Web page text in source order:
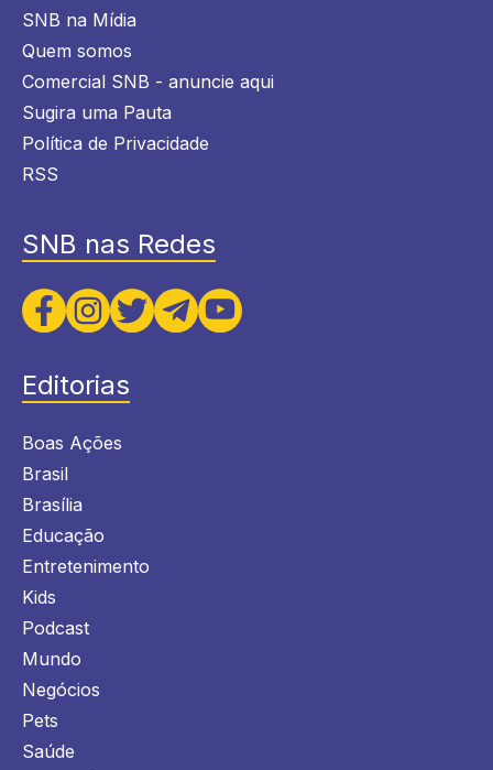
SNB na Mídia
Quem somos
Comercial SNB - anuncie aqui
Sugira uma Pauta
Política de Privacidade
RSS
SNB nas Redes
Editorias
Boas Ações
Brasil
Brasília
Educação
Entretenimento
Kids
Podcast
Mundo
Negócios
Pets
Saúde